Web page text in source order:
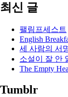
최신 글
팰림프세스트
English
세 사람의 서
소설이 잘 안
The Empty
Tumblr